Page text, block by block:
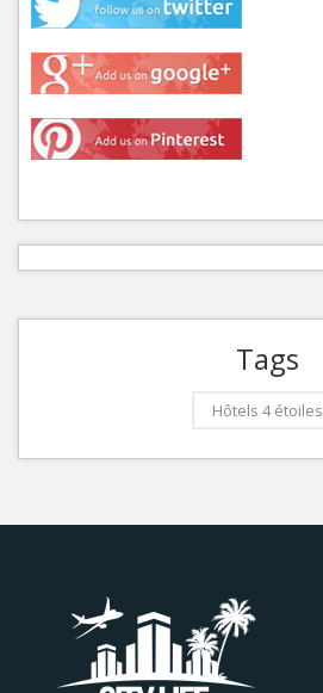
Tags
Hôtels 4 étoiles